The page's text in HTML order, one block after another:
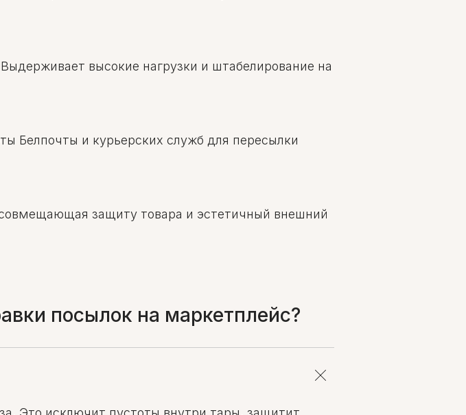
высокие нагрузки и штабелирование на
Белпочты и курьерских служб для пересылки
защиту товара и эстетичный внешний
посылок на маркетплейс?